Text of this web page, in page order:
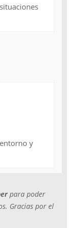
y
para poder
Gracias por el